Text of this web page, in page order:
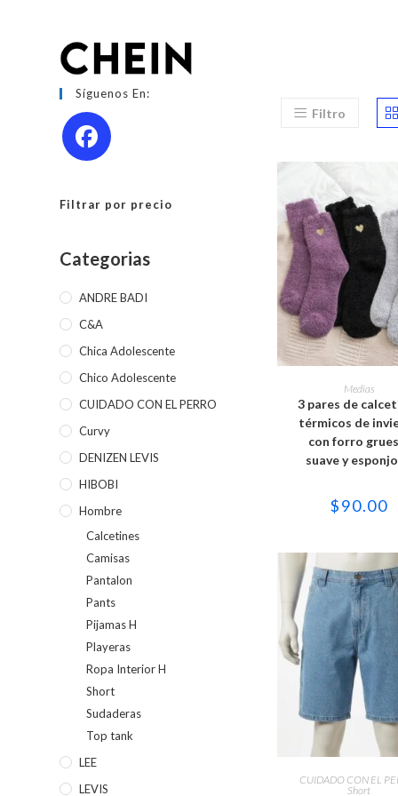
Filtro
SELECCIONAR
Este
tiene
se
pueden
la
Medias
3 pares de
térmicos de
con forro
suave y
$90.00
SELECCIONAR
Este
tiene
CUIDADO CON EL
Short
Síguenos En:
Filtrar por precio
Categorias
ANDRE BADI
C&A
Chica Adolescente
Chico Adolescente
CUIDADO CON EL PERRO
Curvy
DENIZEN LEVIS
HIBOBI
Hombre
Calcetines
Camisas
Pantalon
Pants
Pijamas H
Playeras
Ropa Interior H
Short
Sudaderas
Top tank
LEE
LEVIS